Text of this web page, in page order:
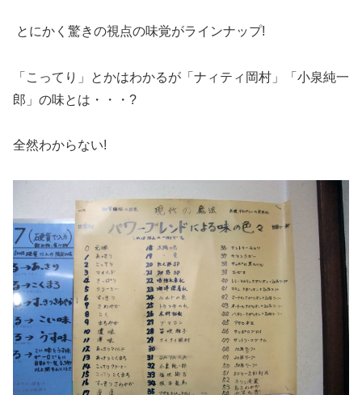
とにかく驚きの視点の味覚がラインナップ!
「こってり」とかはわかるが「ナィティ岡村」「小泉純一
郎」の味とは・・・?
全然わからない!